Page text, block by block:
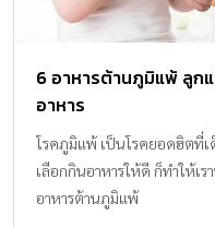
6 อาหารต้านภูมิแพ้ ลูก
อาหาร
โรคภูมิแพ้ เป็นโรคยอดฮิตที่
เลือกกินอาหารให้ดี ก็ทำให้เ
อาหารต้านภูมิแพ้